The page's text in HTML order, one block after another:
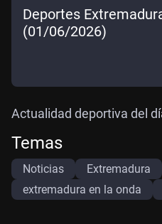
Deportes
(01/06/2026)
Actualidad deportiva del
Temas
Noticias Extremadura
extremadura en la onda